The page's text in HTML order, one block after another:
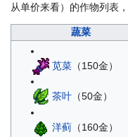
从单价来看）的作物列表
蔬菜
苋菜（150金）
茶叶（50金）
洋蓟（160金）